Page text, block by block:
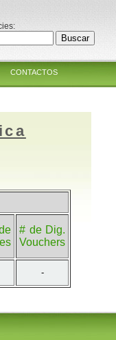
CONTACTOS
# de Dig.
Vouchers
-